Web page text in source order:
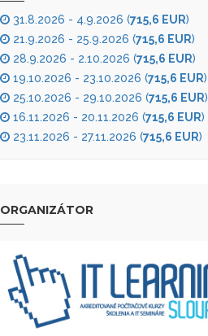
31.8.2026 - 4.9.2026 (715,6 EUR)
21.9.2026 - 25.9.2026 (715,6 EUR)
28.9.2026 - 2.10.2026 (715,6 EUR)
19.10.2026 - 23.10.2026 (715,6 EUR)
25.10.2026 - 29.10.2026 (715,6 EUR)
16.11.2026 - 20.11.2026 (715,6 EUR)
23.11.2026 - 27.11.2026 (715,6 EUR)
ORGANIZÁTOR